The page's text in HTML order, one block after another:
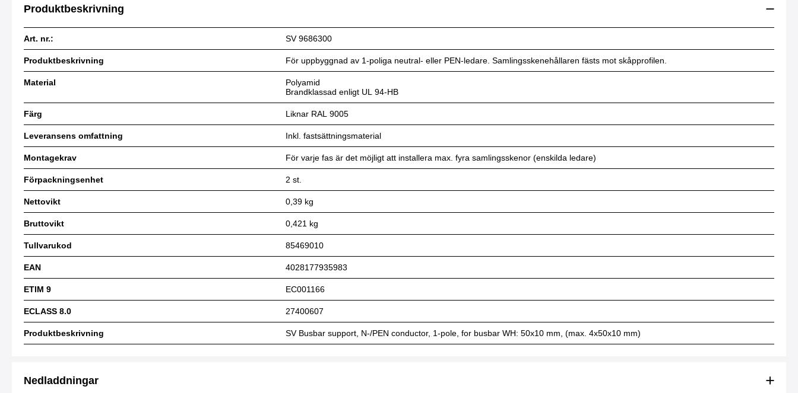
Produktbeskrivning
Art. nr.: SV 9686300
Produktbeskrivning För uppbyggnad av 1-poliga neutral- eller PEN-ledare. Samlingsskenehållaren fästs mot skåpprofilen.
Material
Polyamid
Brandklassad enligt UL 94-HB
Färg Liknar RAL 9005
Leveransens omfattning Inkl. fastsättningsmaterial
Montagekrav För varje fas är det möjligt att installera max. fyra samlingsskenor (enskilda ledare)
Förpackningsenhet 2 st.
Nettovikt 0,39 kg
Bruttovikt 0,421 kg
Tullvarukod 85469010
EAN 4028177935983
ETIM 9 EC001166
ECLASS 8.0 27400607
Produktbeskrivning SV Busbar support, N-/PEN conductor, 1-pole, for busbar WH: 50x10 mm, (max. 4x50x10 mm)
Nedladdningar